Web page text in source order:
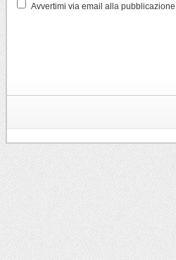
Avvertimi via email alla